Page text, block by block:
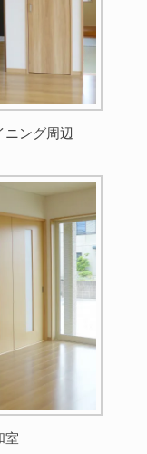
ニング周辺
室